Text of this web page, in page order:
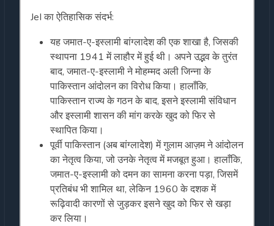
JeI का ऐतिहासिक संदर्भ:
यह जमात-ए-इस्लामी बांग्लादेश की एक शाखा है, जिसकी
स्थापना 1941 में लाहौर में हुई थी। अपने उद्भव के तुरंत
बाद, जमात-ए-इस्लामी ने मोहम्मद अली जिन्ना के
पाकिस्तान आंदोलन का विरोध किया। हालाँकि,
पाकिस्तान राज्य के गठन के बाद, इसने इस्लामी संविधान
और इस्लामी शासन की मांग करके खुद को फिर से
स्थापित किया।
पूर्वी पाकिस्तान (अब बांग्लादेश) में गुलाम आज़म ने आंदोलन
का नेतृत्व किया, जो उनके नेतृत्व में मजबूत हुआ। हालाँकि,
जमात-ए-इस्लामी को दमन का सामना करना पड़ा, जिसमें
प्रतिबंध भी शामिल था, लेकिन 1960 के दशक में
रूढ़िवादी कारणों से जुड़कर इसने खुद को फिर से खड़ा
कर लिया।